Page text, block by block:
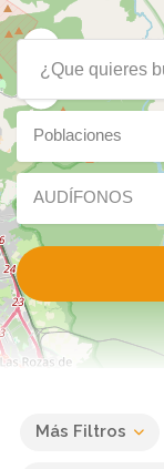
Poblaciones
AUDÍFONOS
Más Filtros